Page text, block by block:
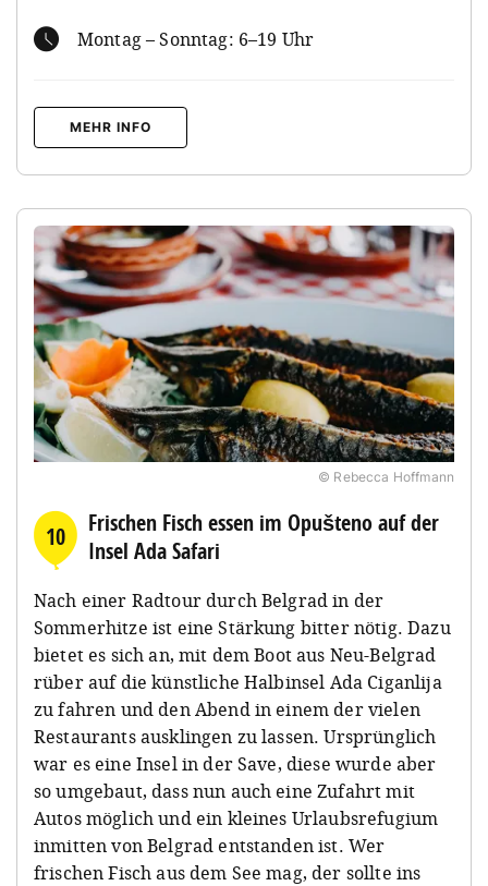
Montag – Sonntag: 6–19 Uhr
MEHR INFO
© Rebecca Hoffmann
10
Frischen Fisch essen im Opušteno auf der
Insel Ada Safari
Nach einer Radtour durch Belgrad in der
Sommerhitze ist eine Stärkung bitter nötig. Dazu
bietet es sich an, mit dem Boot aus Neu-Belgrad
rüber auf die künstliche Halbinsel Ada Ciganlija
zu fahren und den Abend in einem der vielen
Restaurants ausklingen zu lassen. Ursprünglich
war es eine Insel in der Save, diese wurde aber
so umgebaut, dass nun auch eine Zufahrt mit
Autos möglich und ein kleines Urlaubsrefugium
inmitten von Belgrad entstanden ist. Wer
frischen Fisch aus dem See mag, der sollte ins